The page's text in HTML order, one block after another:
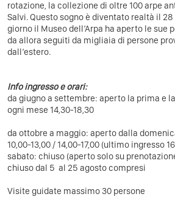
rotazione, la collezione di oltre 100 arpe
Salvi. Questo sogno è diventato realtà il
giorno il Museo dell’Arpa ha aperto le sue
da allora seguiti da migliaia di persone
dall’estero.
Info ingresso e orari:
da giugno a settembre: aperto la prima e
ogni mese 14,30-18,30
da ottobre a maggio: aperto dalla
10,00-13,00 / 14,00-17,00 (ultimo ingresso
sabato: chiuso (aperto solo su
chiuso dal 5 al 25 agosto compresi
Visite guidate massimo 30 persone